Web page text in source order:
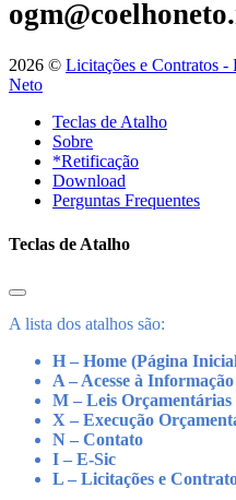
2026 © Licitações e Contratos
Neto
Teclas de Atalho
Sobre
*Retificação
Download
Perguntas Frequentes
Teclas de Atalho
A lista dos atalhos são:
H – Home (Página
A – Acesse à Informação
M – Leis Orçamentárias
X – Execução
N – Contato
I – E-Sic
L – Licitações e